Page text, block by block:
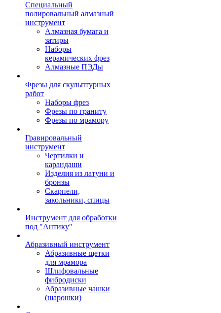
Специальный
полировальный алмазный
инструмент
Алмазная бумага и
затиры
Наборы
керамических фрез
Алмазные ПЭДы
Фрезы для скульптурных
работ
Наборы фрез
Фрезы по граниту
Фрезы по мрамору
Гравировальный
инструмент
Чертилки и
карандаши
Изделия из латуни и
бронзы
Скарпели,
закольники, спицы
Инструмент для обработки
под "Антику"
Абразивный инструмент
Абразивные щетки
для мрамора
Шлифовальные
фибродиски
Абразивные чашки
(шарошки)